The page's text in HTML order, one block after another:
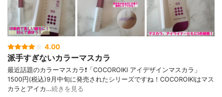
4.00
派手すぎないカラーマスカラ
最近話題のカラーマスカラ❗「COCOROIKI アイデザインマスカラ」
1500円(税込)9月中旬に発売されたシリーズですね！COCOROIKIはマス
カラとアイカ…続きを見る